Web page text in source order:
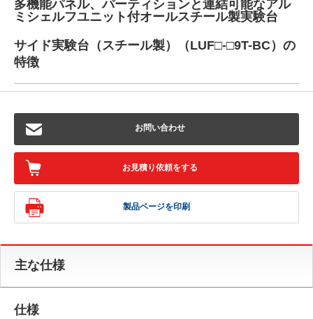
多機能パネル、パーティションと連結可能なアル
ミシェルフユニット付オールスチール製実験台
サイド実験台（スチール製）（LUF□-□9T-BC）の
特徴
お問い合わせ
お見積り依頼をする
製品ページを印刷
主な仕様
仕様